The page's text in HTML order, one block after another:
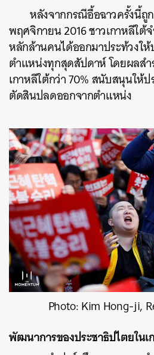
หลังจากกรณีอื้อฉาวครั้งนี้ถู
พฤศจิกายน 2016 ชาวเกาหลีใ
หลักล้านคนได้ออกมาประท้วงให้
ตำแหน่งทุกสุดสัปดาห์ โดยผลสำ
เกาหลีใต้กว่า 70% สนับสนุนให้
ตัดสินปลดออกจากตำแหน่ง
Photo: Kim Hong-ji,
พัฒนาการของประชาธิปไตยในเ